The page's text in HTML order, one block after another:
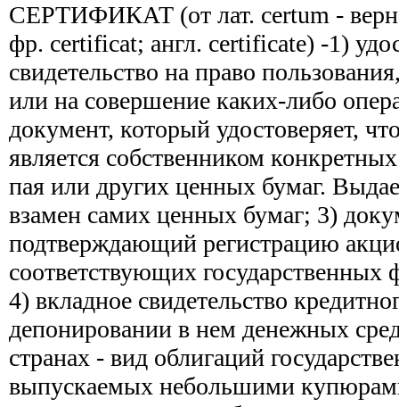
СЕРТИФИКАТ (от лат. certum -
фр. certificat; англ. certificate) -1)
свидетельство на право
или на совершение каких-либо
документ, который удостоверяет,
является собственником
пая или других ценных бумаг.
взамен самих ценных бумаг; 3)
подтверждающий регистрацию
соответствующих государственных
4) вкладное свидетельство
депонировании в нем денежных
странах - вид облигаций
выпускаемых небольшими